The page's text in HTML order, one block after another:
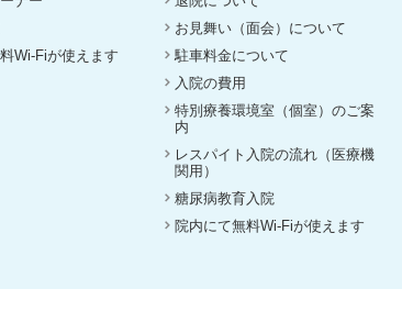
Wi-Fiが使えます
お見舞い（面会）について
駐車料金について
入院の費用
特別療養環境室（個室）のご案
内
レスパイト入院の流れ（医療機
関用）
糖尿病教育入院
院内にて無料Wi-Fiが使えます